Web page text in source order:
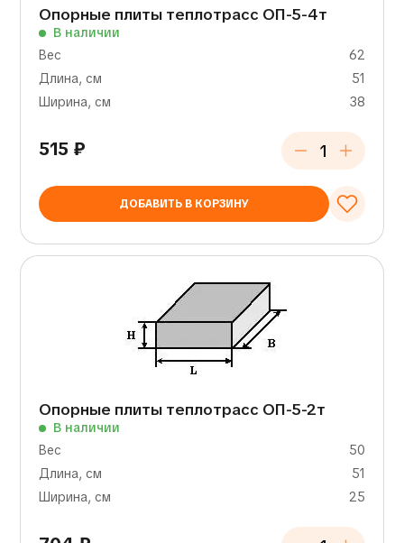
Опорные плиты теплотрасс ОП-5-4т
В наличии
Вес
62
Длина, см
51
Ширина, см
38
515 ₽
ДОБАВИТЬ В КОРЗИНУ
Опорные плиты теплотрасс ОП-5-2т
В наличии
Вес
50
Длина, см
51
Ширина, см
25